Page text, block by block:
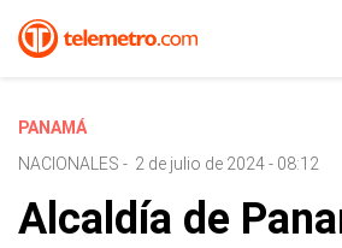
PANAMÁ
NACIONALES - 2 de julio de 2024 - 08:12
Alcaldía de